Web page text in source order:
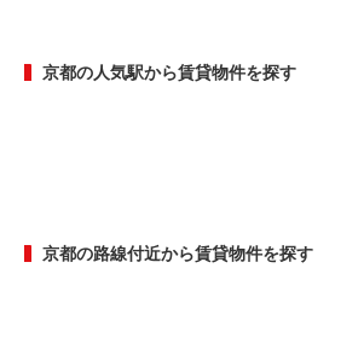
京都の人気駅から賃貸物件を探す
京都の路線付近から賃貸物件を探す